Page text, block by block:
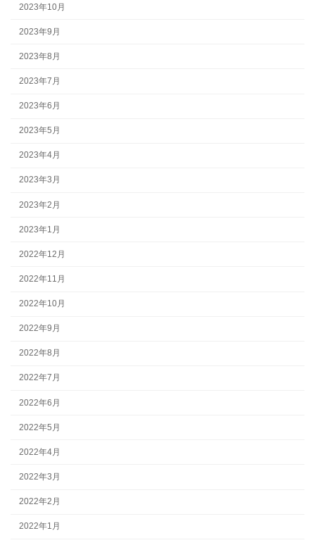
2023年10月
2023年9月
2023年8月
2023年7月
2023年6月
2023年5月
2023年4月
2023年3月
2023年2月
2023年1月
2022年12月
2022年11月
2022年10月
2022年9月
2022年8月
2022年7月
2022年6月
2022年5月
2022年4月
2022年3月
2022年2月
2022年1月